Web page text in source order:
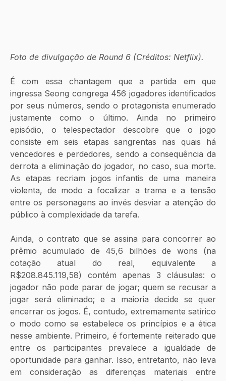
Foto de divulgação de Round 6 (Créditos: Netflix).
É com essa chantagem que a partida em que
ingressa Seong congrega 456 jogadores identificados
por seus números, sendo o protagonista enumerado
justamente como o último. Ainda no primeiro
episódio, o telespectador descobre que o jogo
consiste em seis etapas sangrentas nas quais há
vencedores e perdedores, sendo a consequência da
derrota a eliminação do jogador, no caso, sua morte.
As etapas recriam jogos infantis de uma maneira
violenta, de modo a focalizar a trama e a tensão
entre os personagens ao invés desviar a atenção do
público à complexidade da tarefa.
Ainda, o contrato que se assina para concorrer ao
prêmio acumulado de 45,6 bilhões de wons (na
cotação atual do real, equivalente a
R$208.845.119,58) contém apenas 3 cláusulas: o
jogador não pode parar de jogar; quem se recusar a
jogar será eliminado; e a maioria decide se quer
encerrar os jogos. É, contudo, extremamente satírico
o modo como se estabelece os princípios e a ética
nesse ambiente. Primeiro, é fortemente reiterado que
entre os participantes prevalece a igualdade de
oportunidade para ganhar. Isso, entretanto, não leva
em consideração as diferenças materiais entre